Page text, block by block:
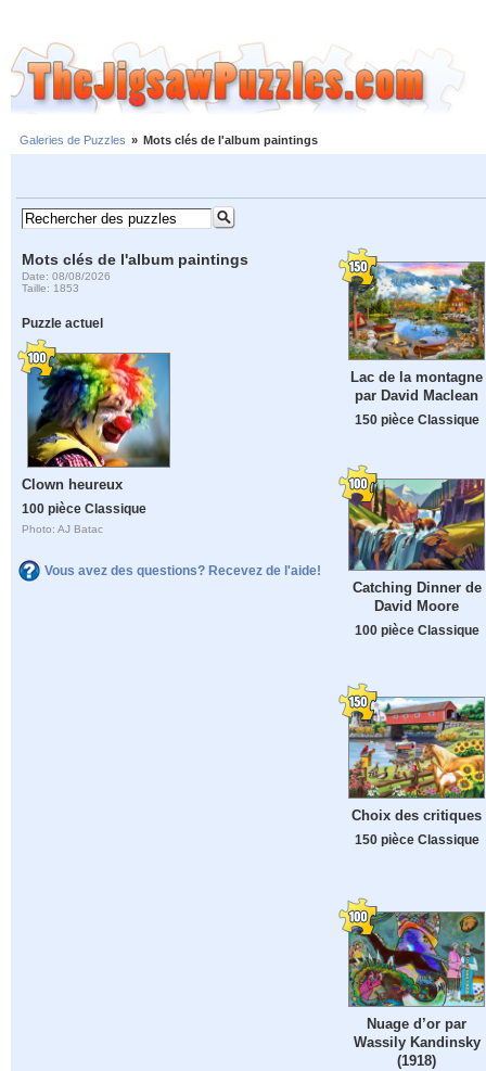
Galeries de Puzzles » Mots clés de l'album paintings
Mots clés de l'album paintings
Date: 08/08/2026
Taille: 1853
Puzzle actuel
Clown heureux
100 pièce Classique
Photo: AJ Batac
Vous avez des questions? Recevez de l'aide!
Lac de la montagne
par David Maclean
150 pièce Classique
Catching Dinner de
David Moore
100 pièce Classique
Choix des critiques
150 pièce Classique
Nuage d’or par
Wassily Kandinsky
(1918)